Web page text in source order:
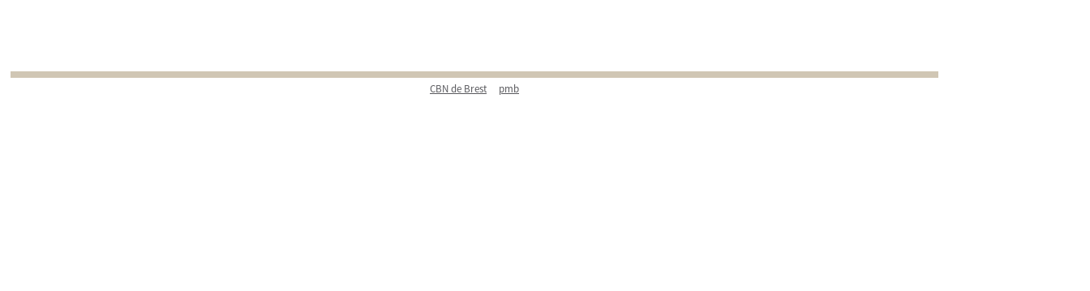
CBN de Brest pmb